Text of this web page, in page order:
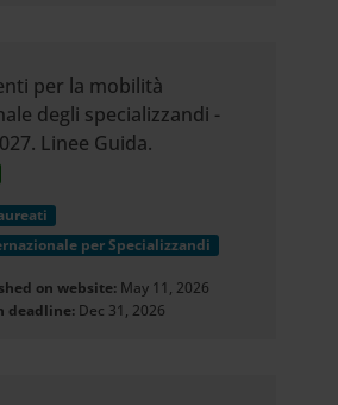
per la mobilità
degli specializzandi -
Linee Guida.
per Specializzandi
on website: May 11, 2026
deadline: Dec 31, 2026